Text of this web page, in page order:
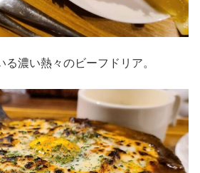
る濃い熱々のビーフドリア。